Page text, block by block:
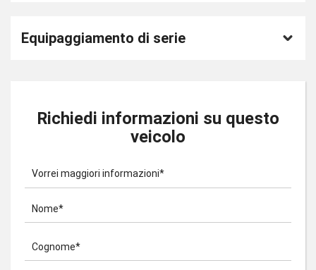
Equipaggiamento di serie
Richiedi informazioni su questo
veicolo
Vorrei maggiori informazioni*
Nome*
Cognome*